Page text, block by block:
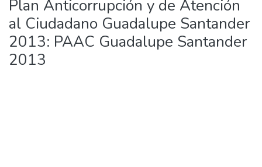
Plan Anticorrupción y de Atención
al Ciudadano Guadalupe Santander
2013: PAAC Guadalupe Santander
2013